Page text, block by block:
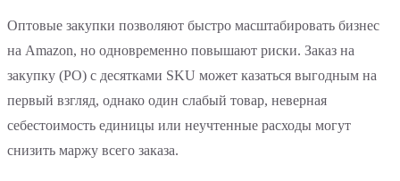
Оптовые закупки позволяют быстро масштабировать бизнес
на Amazon, но одновременно повышают риски. Заказ на
закупку (PO) с десятками SKU может казаться выгодным на
первый взгляд, однако один слабый товар, неверная
себестоимость единицы или неучтенные расходы могут
снизить маржу всего заказа.